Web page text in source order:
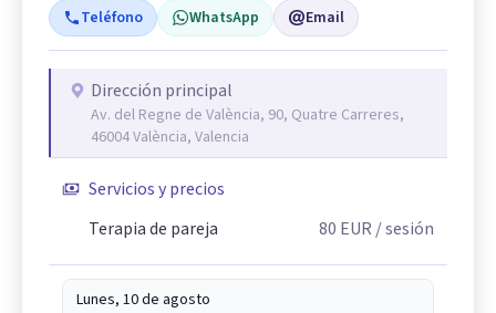
Teléfono WhatsApp Email
Dirección principal
Av. del Regne de València, 90, Quatre Carreres,
46004 València, Valencia
Servicios y precios
Terapia de pareja
80 EUR / sesión
Lunes, 10 de agosto